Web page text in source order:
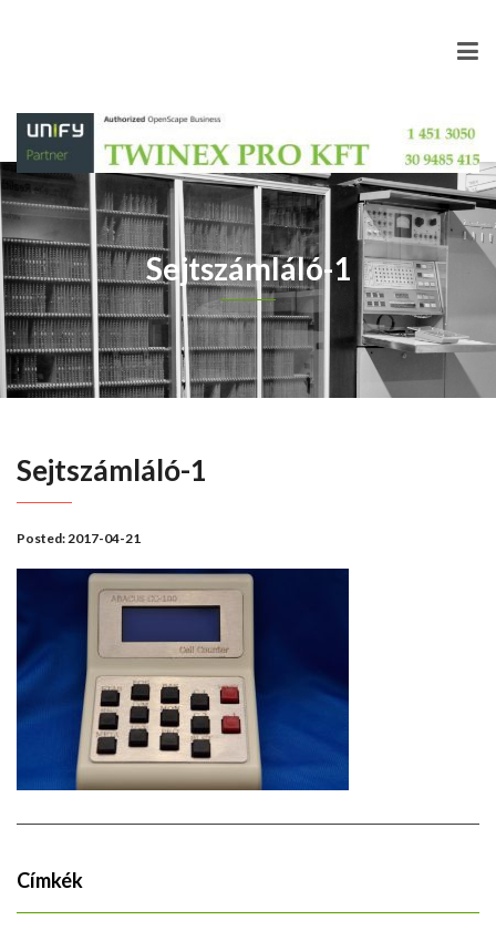
Sejtszámláló-1
Sejtszámláló-1
Posted:2017-04-21
Címkék